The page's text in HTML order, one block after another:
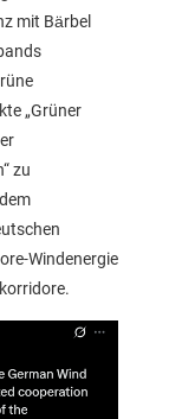
mit Bärbel
„Grüner
zu
Windenergie